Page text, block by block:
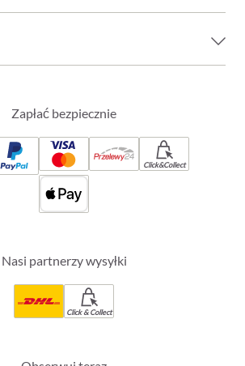
Zapłać bezpiecznie
Click&Collect
Nasi partnerzy wysyłki
Click & Collect